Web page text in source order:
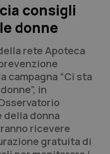
consigli
donne
rete Apoteca
campagna “Ci sta
in
della donna
ricevere
gratuita di